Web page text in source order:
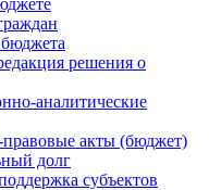
решения о
аналитические
акты (бюджет)
долг
субъектов